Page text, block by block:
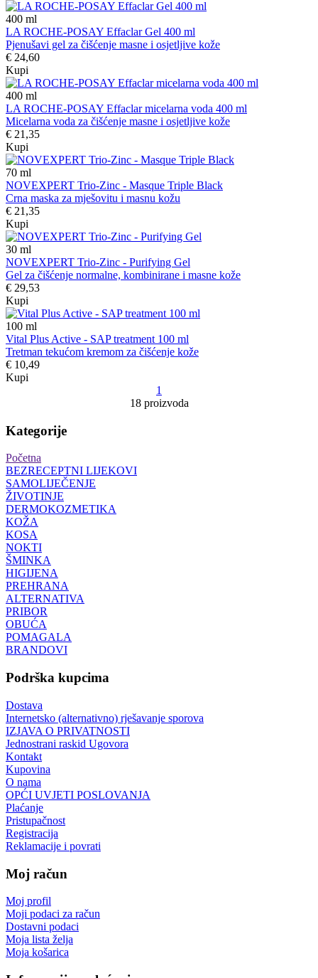
400 ml
LA ROCHE-POSAY Effaclar Gel 400 ml
Pjenušavi gel za čišćenje masne i osjetljive kože
€ 24,60
Kupi
400 ml
LA ROCHE-POSAY Effaclar micelarna voda 400 ml
Micelarna voda za čišćenje masne i osjetljive kože
€ 21,35
Kupi
70 ml
NOVEXPERT Trio-Zinc - Masque Triple Black
Crna maska za mješovitu i masnu kožu
€ 21,35
Kupi
30 ml
NOVEXPERT Trio-Zinc - Purifying Gel
Gel za čišćenje normalne, kombinirane i masne kože
€ 29,53
Kupi
100 ml
Vital Plus Active - SAP treatment 100 ml
Tretman tekućom kremom za čišćenje kože
€ 10,49
Kupi
1
18 proizvoda
Kategorije
Početna
BEZRECEPTNI LIJEKOVI
SAMOLIJEČENJE
ŽIVOTINJE
DERMOKOZMETIKA
KOŽA
KOSA
NOKTI
ŠMINKA
HIGIJENA
PREHRANA
ALTERNATIVA
PRIBOR
OBUĆA
POMAGALA
BRANDOVI
Podrška kupcima
Dostava
Internetsko (alternativno) rješavanje sporova
IZJAVA O PRIVATNOSTI
Jednostrani raskid Ugovora
Kontakt
Kupovina
O nama
OPĆI UVJETI POSLOVANJA
Plaćanje
Pristupačnost
Registracija
Reklamacije i povrati
Moj račun
Moj profil
Moji podaci za račun
Dostavni podaci
Moja lista želja
Moja košarica